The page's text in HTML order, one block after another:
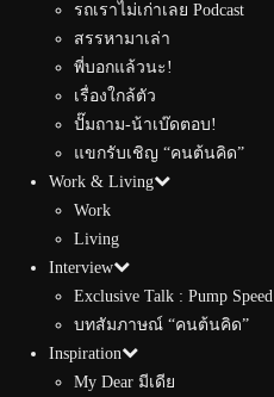
รถเราไม่เก่าเลย Podcast
สรรหามาเล่า
พี่บอกแล้วนะ!
เรื่องใกล้ตัว
ปั๊มถาม-น้าเบ๊ดตอบ!
แขกรับเชิญ “คนต้นคิด”
Work & Living
Work
Living
Interview
Exclusive Talk : Pump Speed
บทสัมภาษณ์ “คนต้นคิด”
Inspiration
My Dear มีเดีย